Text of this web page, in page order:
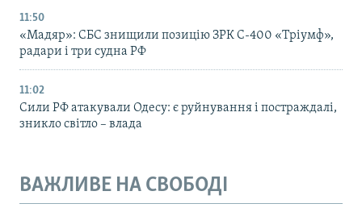
11:50
«Мадяр»: СБС знищили позицію ЗРК С-400 «Тріумф»,
радари і три судна РФ
11:02
Сили РФ атакували Одесу: є руйнування і постраждалі,
зникло світло – влада
ВАЖЛИВЕ НА СВОБОДІ